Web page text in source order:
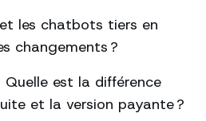
les chatbots tiers en
changements ?
Quelle est la différence
et la version payante ?